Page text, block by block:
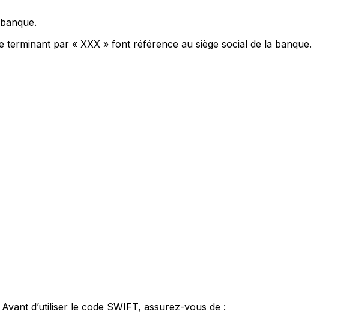
par « XXX » font référence au siège social de la banque.
d’utiliser le code SWIFT, assurez-vous de :